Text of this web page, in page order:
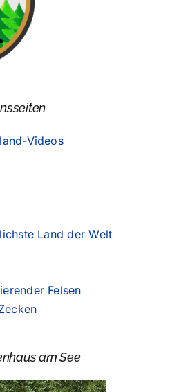
Videos
Land der Welt
Felsen
am See